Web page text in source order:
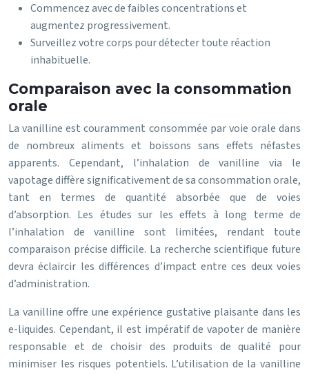
Commencez avec de faibles concentrations et
augmentez progressivement.
Surveillez votre corps pour détecter toute réaction
inhabituelle.
Comparaison avec la consommation
orale
La vanilline est couramment consommée par voie orale dans
de nombreux aliments et boissons sans effets néfastes
apparents. Cependant, l’inhalation de vanilline via le
vapotage diffère significativement de sa consommation orale,
tant en termes de quantité absorbée que de voies
d’absorption. Les études sur les effets à long terme de
l’inhalation de vanilline sont limitées, rendant toute
comparaison précise difficile. La recherche scientifique future
devra éclaircir les différences d’impact entre ces deux voies
d’administration.
La vanilline offre une expérience gustative plaisante dans les
e-liquides. Cependant, il est impératif de vapoter de manière
responsable et de choisir des produits de qualité pour
minimiser les risques potentiels. L’utilisation de la vanilline